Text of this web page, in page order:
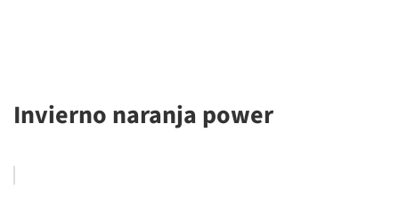
Invierno naranja power